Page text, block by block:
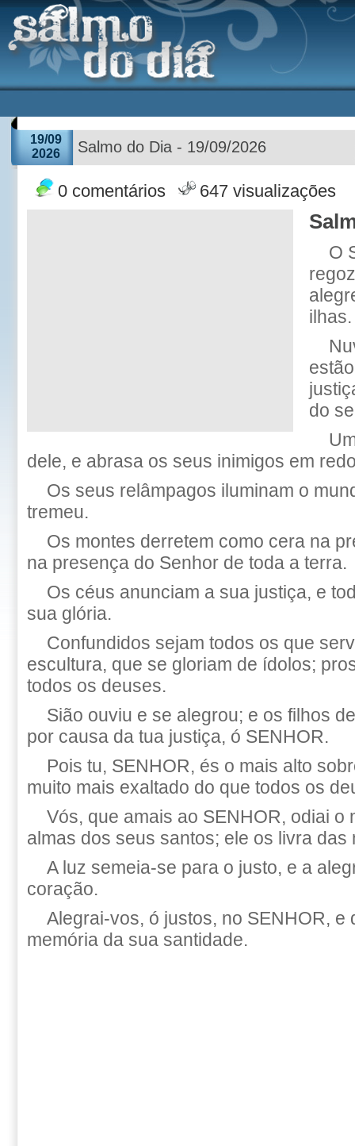
19/09
2026
Salmo do Dia - 19/09/2026
0 comentários 647 visualizações
O
ilhas.
do
dele, e abrasa os seus inimigos em
Os seus relâmpagos iluminam o
tremeu.
Os montes derretem como cera na
na presença do Senhor de toda a terra.
Os céus anunciam a sua justiça, e
sua glória.
Confundidos sejam todos os que
escultura, que se gloriam de ídolos;
todos os deuses.
Sião ouviu e se alegrou; e os filhos
por causa da tua justiça, ó SENHOR.
Pois tu, SENHOR, és o mais alto
muito mais exaltado do que todos os
Vós, que amais ao SENHOR, odiai o
almas dos seus santos; ele os livra das
A luz semeia-se para o justo, e a
coração.
Alegrai-vos, ó justos, no SENHOR, e
memória da sua santidade.